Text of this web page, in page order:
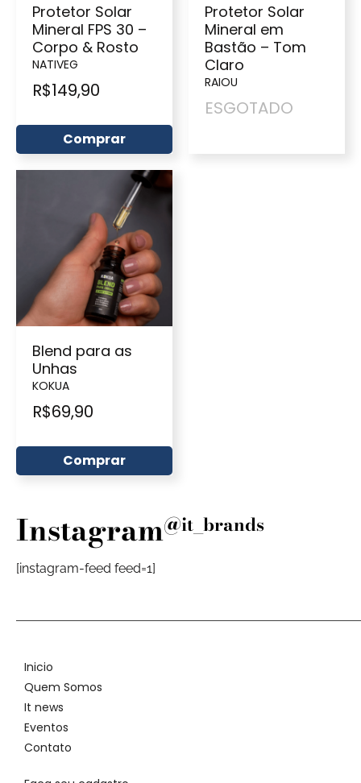
Protetor Solar
Mineral FPS 30 –
Corpo & Rosto
NATIVEG
R$149,90
Comprar
Protetor Solar
Mineral em
Bastão – Tom
Claro
RAIOU
ESGOTADO
Blend para as
Unhas
KOKUA
R$69,90
Comprar
Instagram@it_brands
[instagram-feed feed=1]
Inicio
Quem Somos
It news
Eventos
Contato